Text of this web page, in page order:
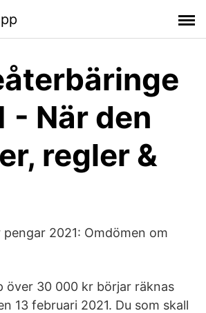
- När den
regler &
2021: Omdömen om
över 30 000 kr börjar räknas
13 februari 2021. Du som skall